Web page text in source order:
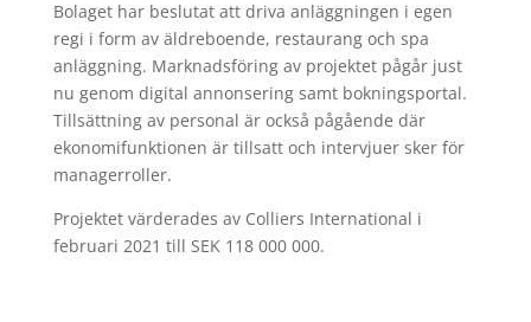
Bolaget har beslutat att driva anläggningen i egen
regi i form av äldreboende, restaurang och spa
anläggning. Marknadsföring av projektet pågår just
nu genom digital annonsering samt bokningsportal.
Tillsättning av personal är också pågående där
ekonomifunktionen är tillsatt och intervjuer sker för
managerroller.
Projektet värderades av Colliers International i
februari 2021 till SEK 118 000 000.